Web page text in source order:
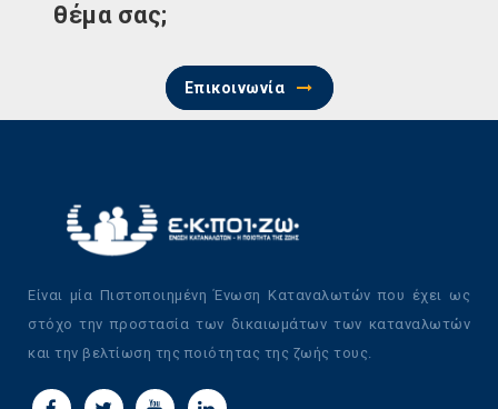
θέμα σας;
Επικοινωνία
Είναι μία Πιστοποιημένη Ένωση Καταναλωτών που έχει ως
στόχο την προστασία των δικαιωμάτων των καταναλωτών
και την βελτίωση της ποιότητας της ζωής τους.